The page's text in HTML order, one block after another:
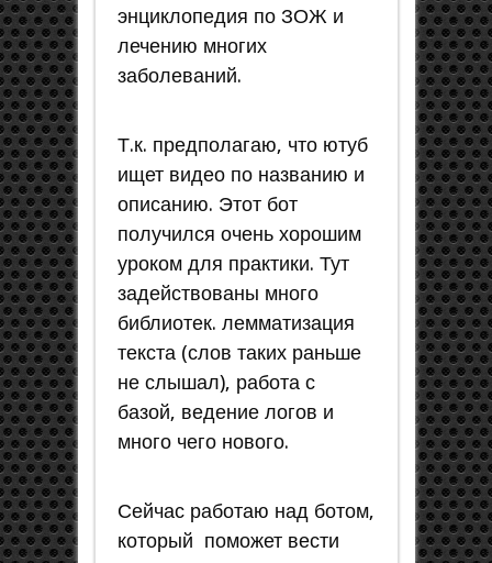
энциклопедия по ЗОЖ и
лечению многих
заболеваний.
Т.к. предполагаю, что ютуб
ищет видео по названию и
описанию. Этот бот
получился очень хорошим
уроком для практики. Тут
задействованы много
библиотек. лемматизация
текста (слов таких раньше
не слышал), работа с
базой, ведение логов и
много чего нового.
Сейчас работаю над ботом,
который поможет вести